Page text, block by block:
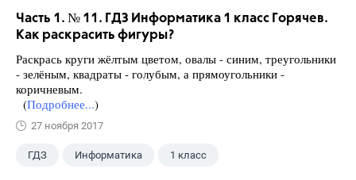
Часть 1. № 11. ГДЗ Информатика 1 класс Горячев.
Как раскрасить фигуры?
Раскрась круги жёлтым цветом, овалы - синим, треугольники
- зелёным, квадраты - голубым, а прямоугольники -
коричневым.
(Подробнее...)
27 ноября 2017
ГДЗ Информатика 1 класс